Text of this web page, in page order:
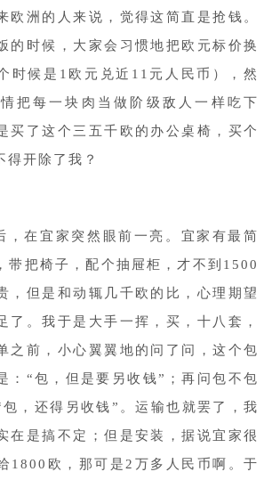
欧洲的人来说，觉得这简直是抢钱。
的时候，大家会习惯地把欧元标价换
时候是1欧元兑近11元人民币），然
把每一块肉当做阶级敌人一样吃下
买了这个三五千欧的办公桌椅，买个
得开除了我？
，在宜家突然眼前一亮。宜家有最简
带把椅子，配个抽屉柜，才不到1500
，但是和动辄几千欧的比，心理期望
了。我于是大手一挥，买，十八套，
之前，小心翼翼地的问了问，这个包
：“包，但是要另收钱”；再问包不包
，还得另收钱”。运输也就罢了，我
在是搞不定；但是安装，据说宜家很
1800欧，那可是2万多人民币啊。于